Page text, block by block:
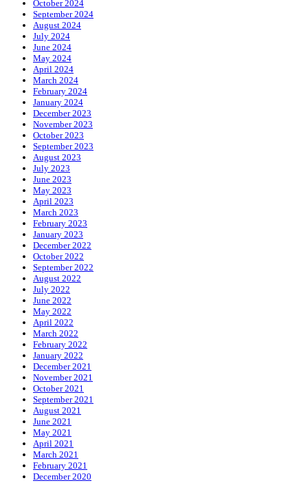
October 2024
September 2024
August 2024
July 2024
June 2024
May 2024
April 2024
March 2024
February 2024
January 2024
December 2023
November 2023
October 2023
September 2023
August 2023
July 2023
June 2023
May 2023
April 2023
March 2023
February 2023
January 2023
December 2022
October 2022
September 2022
August 2022
July 2022
June 2022
May 2022
April 2022
March 2022
February 2022
January 2022
December 2021
November 2021
October 2021
September 2021
August 2021
June 2021
May 2021
April 2021
March 2021
February 2021
December 2020